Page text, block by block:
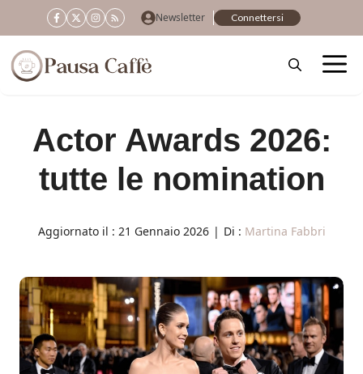
al
contenuto
Newsletter Connettersi
Actor Awards 2026:
tutte le nomination
Aggiornato il : 21 Gennaio 2026 | Di : Martina Fabbri